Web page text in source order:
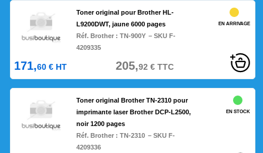
Toner original pour Brother HL-
L9200DWT, jaune 6000 pages
Réf. Brother :TN-900Y – SKU F-
4209335
EN ARRIVAGE
171,60 € HT 205,92 €TTC
Toner original Brother TN-2310 pour
imprimante laser Brother DCP-L2500,
noir 1200 pages
Réf. Brother :TN-2310 – SKU F-
4209336
EN STOCK